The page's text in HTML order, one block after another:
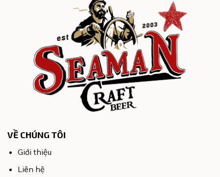
VỀ CHÚNG TÔI
Giới thiệu
Liên hệ